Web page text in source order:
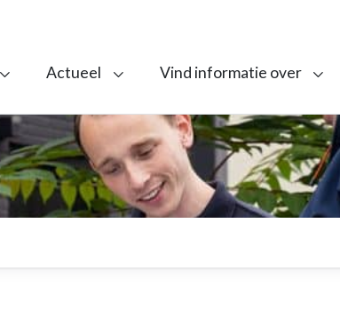
Actueel Vind informatie over